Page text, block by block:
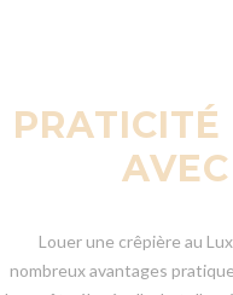
Louer une crêpière au
nombreux avantages